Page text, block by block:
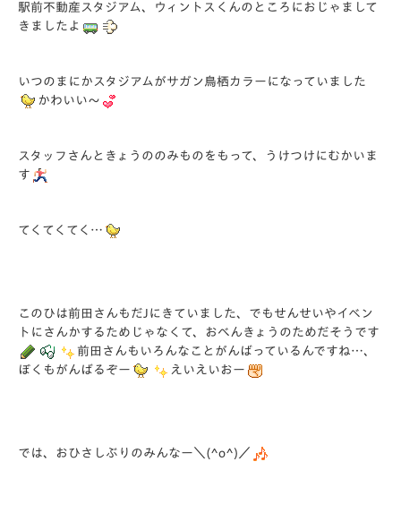
駅前不動産スタジアム、ウィントスくんのところにおじゃまして
きましたよ
いつのまにかスタジアムがサガン鳥栖カラーになっていました
かわいい～
スタッフさんときょうののみものをもって、うけつけにむかいま
す
てくてくてく…
このひは前田さんもだJにきていました、でもせんせいやイベン
トにさんかするためじゃなくて、おべんきょうのためだそうです
前田さんもいろんなことがんばっているんですね…、
ぼくもがんばるぞー
えいえいおー
では、おひさしぶりのみんなー＼(^o^)／